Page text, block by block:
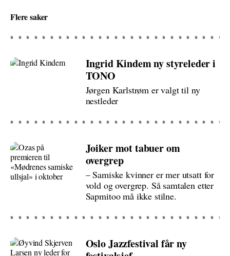
Flere saker
Ingrid Kindem ny styreleder i
TONO
Jørgen Karlstrøm er valgt til ny
nestleder
Joiker mot tabuer om
overgrep
– Samiske kvinner er mer utsatt for
vold og overgrep. Så samtalen etter
Sapmitoo må ikke stilne.
Oslo Jazzfestival får ny